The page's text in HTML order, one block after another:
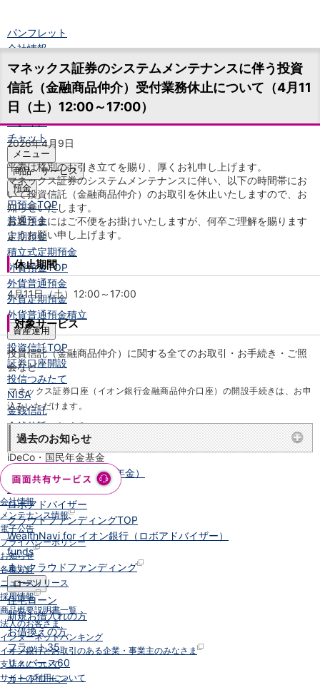
パンフレット
会社情報
ニュースリリース
法人のお客さま
口座開設
ログイン
チャット
メニュー
商品・サービス
預金
円預金TOP
普通預金
定期預金
積立式定期預金
外貨預金TOP
外貨普通預金
外貨定期預金
外貨普通預金積立
資産運用
投資信託TOP
証券口座開設
投信つみたて
NISA
金銭信託
金銭信託のしくみ
取扱商品一覧
iDeCo・国民年金基金
iDeCo（個人型確定拠出年金）
国民年金基金
ロボアドバイザー
クラウドファンディングTOP
WealthNavi for イオン銀行（ロボアドバイザー）
funds
まいクラウドファンディング
ローン
住宅ローン
新規お借入れの方
お借換えの方
フラット35
リ・バース60
カードローン
マネックス証券のシステムメンテナンスに伴う投資
信託（金融商品仲介）受付業務休止について（4月11
日（土）12:00～17:00）
2026年4月9日
平素は格別のお引き立てを賜り、厚くお礼申し上げます。
マネックス証券のシステムメンテナンスに伴い、以下の時間帯にお
いて投資信託（金融商品仲介）のお取引を休止いたしますので、お
知らせいたします。
お客さまにはご不便をお掛けいたしますが、何卒ご理解を賜ります
ようお願い申し上げます。
休止期間
4月11日（土）12:00～17:00
対象サービス
投資信託（金融商品仲介）に関する全てのお取引・お手続き・ご照
会など
マネックス証券口座（イオン銀行金融商品仲介口座）の開設手続きは、お申
込みいただけます。
過去のお知らせ
会社情報
メンテナンス情報
電子公告
プライバシーポリシー
お知らせ
各種方針
ニュースリリース
採用情報
商品概要説明書一覧
法人のお客さま
インターネットバンキング
イオン銀行とお取引のある企業・事業主のみなさま
支店名について
サイトの利用について